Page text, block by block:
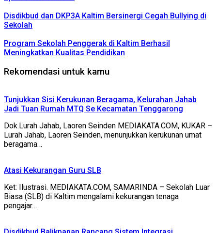
Disdikbud dan DKP3A Kaltim Bersinergi Cegah Bullying di
Sekolah
Program Sekolah Penggerak di Kaltim Berhasil
Meningkatkan Kualitas Pendidikan
Rekomendasi untuk kamu
Tunjukkan Sisi Kerukunan Beragama, Kelurahan Jahab
Jadi Tuan Rumah MTQ Se Kecamatan Tenggarong
Dok.Lurah Jahab, Laoren Seinden MEDIAKATA.COM, KUKAR –
Lurah Jahab, Laoren Seinden, menunjukkan kerukunan umat
beragama…
Atasi Kekurangan Guru SLB
Ket: Ilustrasi. MEDIAKATA.COM, SAMARINDA – Sekolah Luar
Biasa (SLB) di Kaltim mengalami kekurangan tenaga
pengajar…